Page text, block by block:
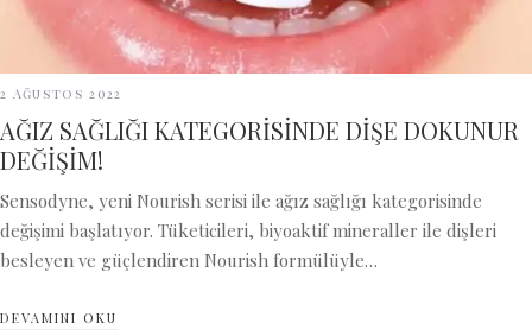
2 Ağustos 2022
AĞIZ SAĞLIĞI KATEGORİSİNDE DİŞE DOKUNUR
DEĞİŞİM!
Sensodyne, yeni Nourish serisi ile ağız sağlığı kategorisinde
değişimi başlatıyor. Tüketicileri, biyoaktif mineraller ile dişleri
besleyen ve güçlendiren Nourish formülüyle…
DEVAMINI OKU